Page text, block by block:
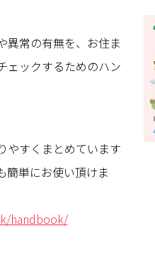
異常の有無を、お住ま
ェックするためのハン
やすくまとめています
簡単にお使い頂けま
handbook/